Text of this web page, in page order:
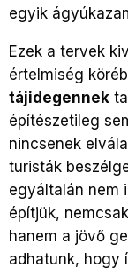
egyik
Ezek a tervek
értelmiség
tájidegennek
építészetileg
nincsenek
turisták
egyáltalán nem
építjük,
hanem a jövő
adhatunk, hogy